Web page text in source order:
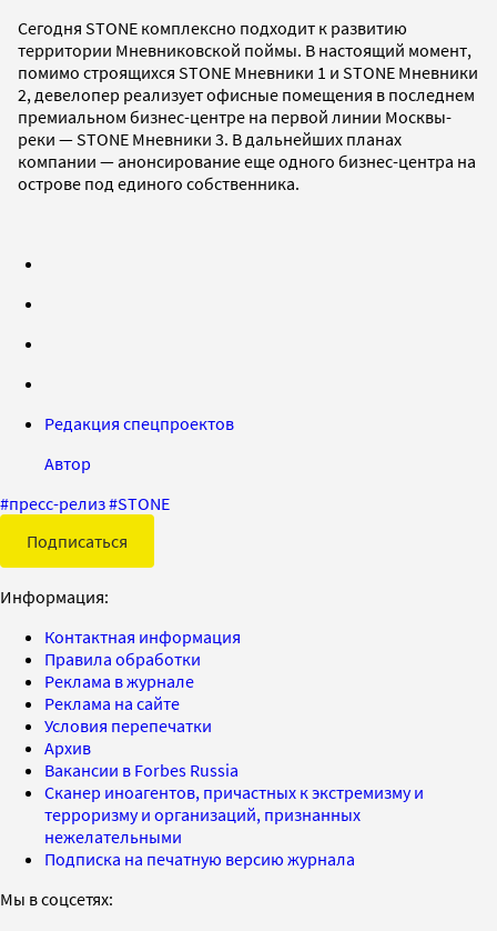
Сегодня STONE комплексно подходит к развитию
территории Мневниковской поймы. В настоящий момент,
помимо строящихся STONE Мневники 1 и STONE Мневники
2, девелопер реализует офисные помещения в последнем
премиальном бизнес-центре на первой линии Москвы-
реки — STONE Мневники 3. В дальнейших планах
компании — анонсирование еще одного бизнес-центра на
острове под единого собственника.
Редакция спецпроектов
Автор
#пресс-релиз#STONE
Подписаться
Информация:
Контактная информация
Правила обработки
Реклама в журнале
Реклама на сайте
Условия перепечатки
Архив
Вакансии в Forbes Russia
Сканер иноагентов, причастных к экстремизму и
терроризму и организаций, признанных
нежелательными
Подписка на печатную версию журнала
Мы в соцсетях: